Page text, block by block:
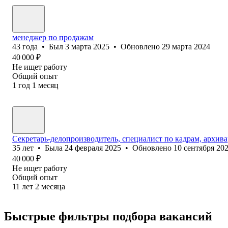
менеджер по продажам
43 года • Был 3 марта 2025 • Обновлено 29 марта 2024
40 000 ₽
Не ищет работу
Общий опыт
1 год 1 месяц
Секретарь-делопроизводитель, специалист по кадрам,
35 лет • Была 24 февраля 2025 • Обновлено 10 сентября
40 000 ₽
Не ищет работу
Общий опыт
11 лет 2 месяца
Быстрые фильтры подбора вакансий